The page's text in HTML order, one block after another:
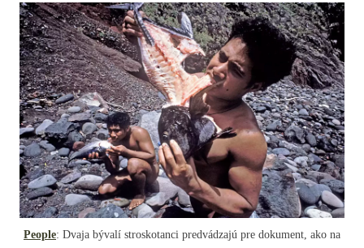
People: Dvaja bývalí stroskotanci predvádzajú pre dokument, ako na